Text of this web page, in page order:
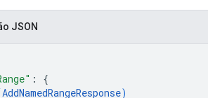
JSON
: {
AddNamedRangeResponse)